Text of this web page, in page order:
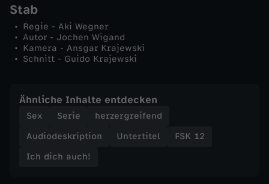
t
a
g
Stab
Regie - Aki Wegner
Autor - Jochen Wigand
Kamera - Ansgar Krajewski
Schnitt - Guido Krajewski
Ähnliche Inhalte entdecken
Sex Serie
herzergreifend
Audiodeskription
Untertitel
FSK 12
Ich dich auch!